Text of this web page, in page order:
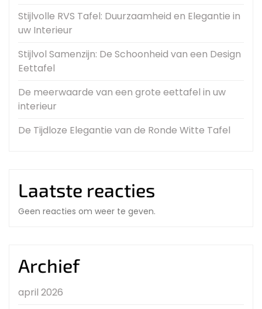
Stijlvolle RVS Tafel: Duurzaamheid en Elegantie in
uw Interieur
Stijlvol Samenzijn: De Schoonheid van een Design
Eettafel
De meerwaarde van een grote eettafel in uw
interieur
De Tijdloze Elegantie van de Ronde Witte Tafel
Laatste reacties
Geen reacties om weer te geven.
Archief
april 2026